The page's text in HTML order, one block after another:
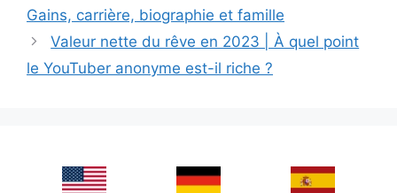
Gains, carrière, biographie et famille
Valeur nette du rêve en 2023 | À quel point
le YouTuber anonyme est-il riche ?